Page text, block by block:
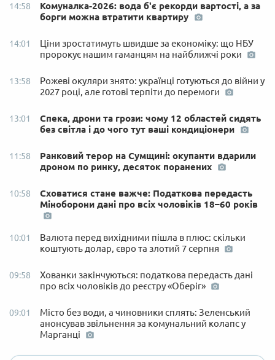
14:58
Комуналка-2026: вода б'є рекорди вартості, а за
борги можна втратити квартиру
14:01
Ціни зростатимуть швидше за економіку: що НБУ
пророкує нашим гаманцям на найближчі роки
13:58
Рожеві окуляри знято: українці готуються до війни у
2027 році, але готові терпіти до перемоги
13:01
Спека, дрони та грози: чому 12 областей сидять
без світла і до чого тут ваші кондиціонери
11:58
Ранковий терор на Сумщині: окупанти вдарили
дроном по ринку, десяток поранених
10:58
Сховатися стане важче: Податкова передасть
Міноборони дані про всіх чоловіків 18–60 років
10:01
Валюта перед вихідними пішла в плюс: скільки
коштують долар, євро та злотий 7 серпня
09:58
Хованки закінчуються: податкова передасть дані
про всіх чоловіків до реєстру «Оберіг»
09:01
Місто без води, а чиновники сплять: Зеленський
анонсував звільнення за комунальний колапс у
Марганці